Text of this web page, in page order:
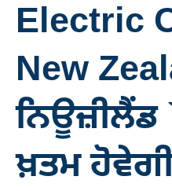
Electric
New
ਨਿਊਜ਼ੀਲੈਂਡ
ਖ਼ਤਮ ਹੋਵੇਗੀ